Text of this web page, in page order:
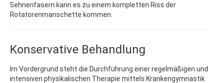
Sehnenfasern kann es zu einem kompletten Riss der
Rotatorenmanschette kommen.
Konservative Behandlung
Im Vordergrund steht die Durchführung einer regelmäßigen und
intensiven physikalischen Therapie mittels Krankengymnastik